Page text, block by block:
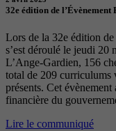
32e édition de
Lors de la 32e édition
s’est déroulé le jeudi 20
L’Ange-Gardien, 156
total de 209 curriculums
présents. Cet
financière du
Lire le communiqué